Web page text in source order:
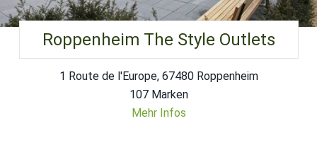
Roppenheim The Style Outlets
1 Route de l'Europe, 67480 Roppenheim
107 Marken
Mehr Infos